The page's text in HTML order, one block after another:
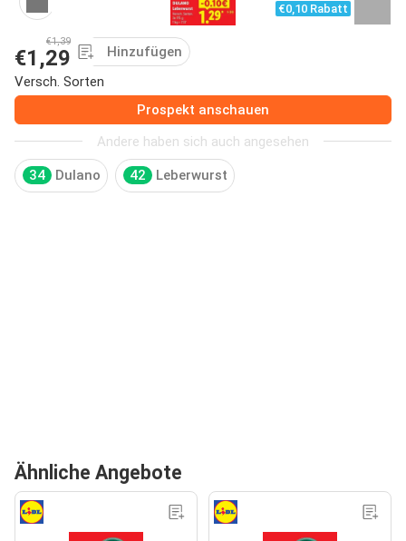
€0,10 Rabatt
€1,39
€1,29
Hinzufügen
Versch. Sorten
Prospekt anschauen
Andere haben sich auch angesehen
34 Dulano 42 Leberwurst
Ähnliche Angebote